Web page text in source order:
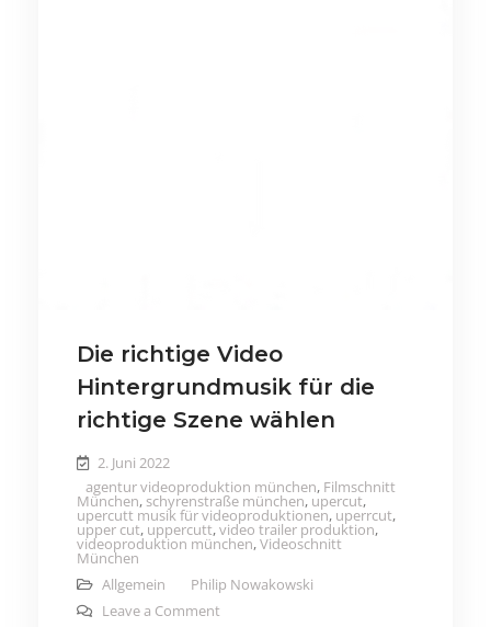
Die richtige Video
Hintergrundmusik für die
richtige Szene wählen
2. Juni 2022
agentur videoproduktion münchen, Filmschnitt
München, schyrenstraße münchen, upercut,
upercutt musik für videoproduktionen, uperrcut,
upper cut, uppercutt,video trailer produktion,
videoproduktion münchen,Videoschnitt
München
Allgemein
Philip Nowakowski
Leave a Comment